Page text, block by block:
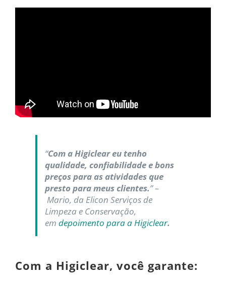
“Com a Higiclear eu tenho
qualidade, confiabilidade e bons
preços para as atividades que
presto para meus clientes.” –
Mario, da Elicon Serviços de
Limpeza e Conservação,
em depoimento para a Higiclear.
Com a Higiclear, você garante: